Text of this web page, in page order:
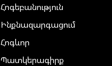
Հոգեբանություն
Ինքնազարգացում
Հոգևոր
Պատկերագիրք